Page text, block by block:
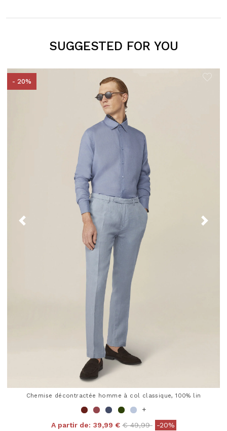
SUGGESTED FOR YOU
- 20%
Chemise décontractée homme à col classique, 100% lin
+
A partir de: 39,99 € Price reduced from
€ 49,99to-20%